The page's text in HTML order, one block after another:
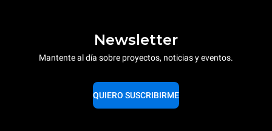
Newsletter
Mantente al día sobre proyectos, noticias y eventos.
QUIERO SUSCRIBIRME